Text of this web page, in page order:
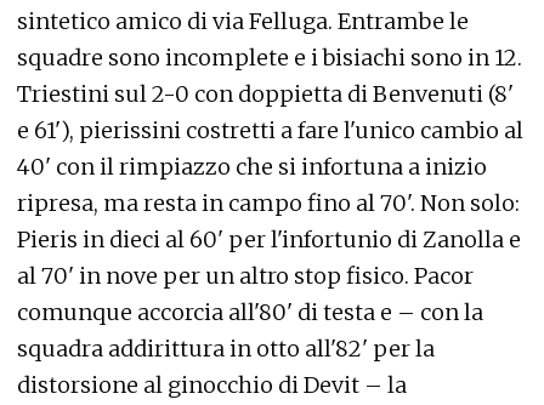
sintetico amico di via Felluga. Entrambe le
squadre sono incomplete e i bisiachi sono in 12.
Triestini sul 2-0 con doppietta di Benvenuti (8'
e 61'), pierissini costretti a fare l'unico cambio al
40' con il rimpiazzo che si infortuna a inizio
ripresa, ma resta in campo fino al 70'. Non solo:
Pieris in dieci al 60' per l'infortunio di Zanolla e
al 70' in nove per un altro stop fisico. Pacor
comunque accorcia all'80' di testa e – con la
squadra addirittura in otto all'82' per la
distorsione al ginocchio di Devit – la